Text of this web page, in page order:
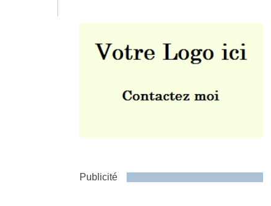
Publicité